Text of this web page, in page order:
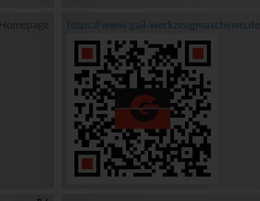
Homepage https://www.gail-werkzeugmaschinen.de